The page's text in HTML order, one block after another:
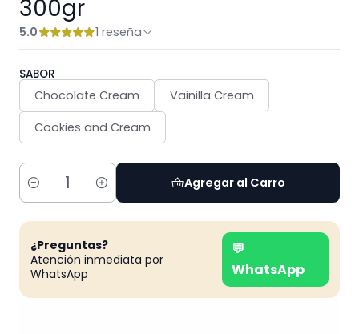
300gr
5.0 1 reseña
SABOR
Chocolate Cream
Vainilla Cream
Cookies and Cream
Cantidad
Agregar al Carro
¿Preguntas?
Atención inmediata por
WhatsApp
💬
WhatsApp